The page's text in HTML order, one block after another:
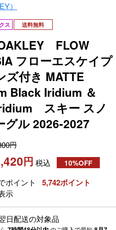
）
ス 送料無料
FLOW
フローエスケイプ
ズ付き MATTE
Black Iridium ＆
スキー スノ
グル 2026-2027
税込 10%OFF
ポイント
示
5,742
日配送の対象品